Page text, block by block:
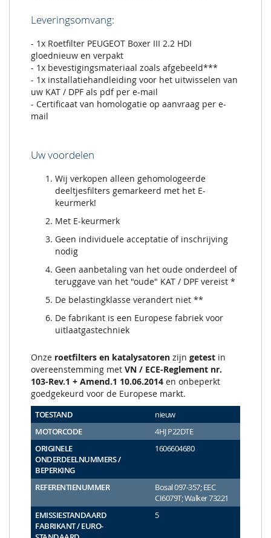
Leveringsomvang:
- 1x Roetfilter PEUGEOT Boxer III 2.2 HDI
gloednieuw en verpakt
- 1x bevestigingsmateriaal zoals afgebeeld***
- 1x installatiehandleiding voor het uitwisselen van
uw KAT / DPF als pdf per e-mail
- Certificaat van homologatie op aanvraag per e-
mail
Uw voordelen
Wij verkopen alleen gehomologeerde
deeltjesfilters gemarkeerd met het E-
keurmerk!
Met E-keurmerk
Geen individuele acceptatie of inschrijving
nodig
Geen aanbetaling van het oude onderdeel of
teruggave van het "oude" KAT / DPF vereist *
De belastingklasse verandert niet **
De fabrikant is een Europese fabriek voor
uitlaatgastechniek
Onze roetfilters en katalysatoren zijn getest in
overeenstemming met VN / ECE-Reglement nr.
103-Rev.1 + Amend.1 10.06.2014 en onbeperkt
goedgekeurd voor de Europese markt.
TOESTAND
nieuw
MOTORCODE
4HJ P22DTE
ORIGINELE
ONDERDEELNUMMERS /
BEPERKING
1606604680
REFERENTIENUMMER
Bosal 097-357; EEC
CI6079T; Walker 73221
EMISSIESTANDAARD
FABRIKANT / EURO-
5